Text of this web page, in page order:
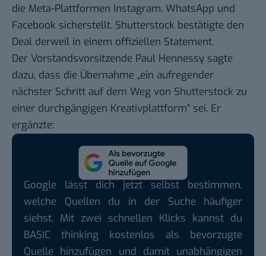
die Meta-Plattformen Instagram, WhatsApp und
Facebook sicherstellt. Shutterstock bestätigte den
Deal derweil in einem offiziellen Statement.
Der Vorstandsvorsitzende Paul Hennessy sagte
dazu, dass die Übernahme „ein aufregender
nächster Schritt auf dem Weg von Shutterstock zu
einer durchgängigen Kreativplattform“ sei. Er
ergänzte:
Google lässt dich jetzt selbst bestimmen,
welche Quellen du in der Suche häufiger
siehst. Mit zwei schnellen Klicks kannst du
BASIC thinking kostenlos als bevorzugte
Quelle hinzufügen und damit unabhängigen